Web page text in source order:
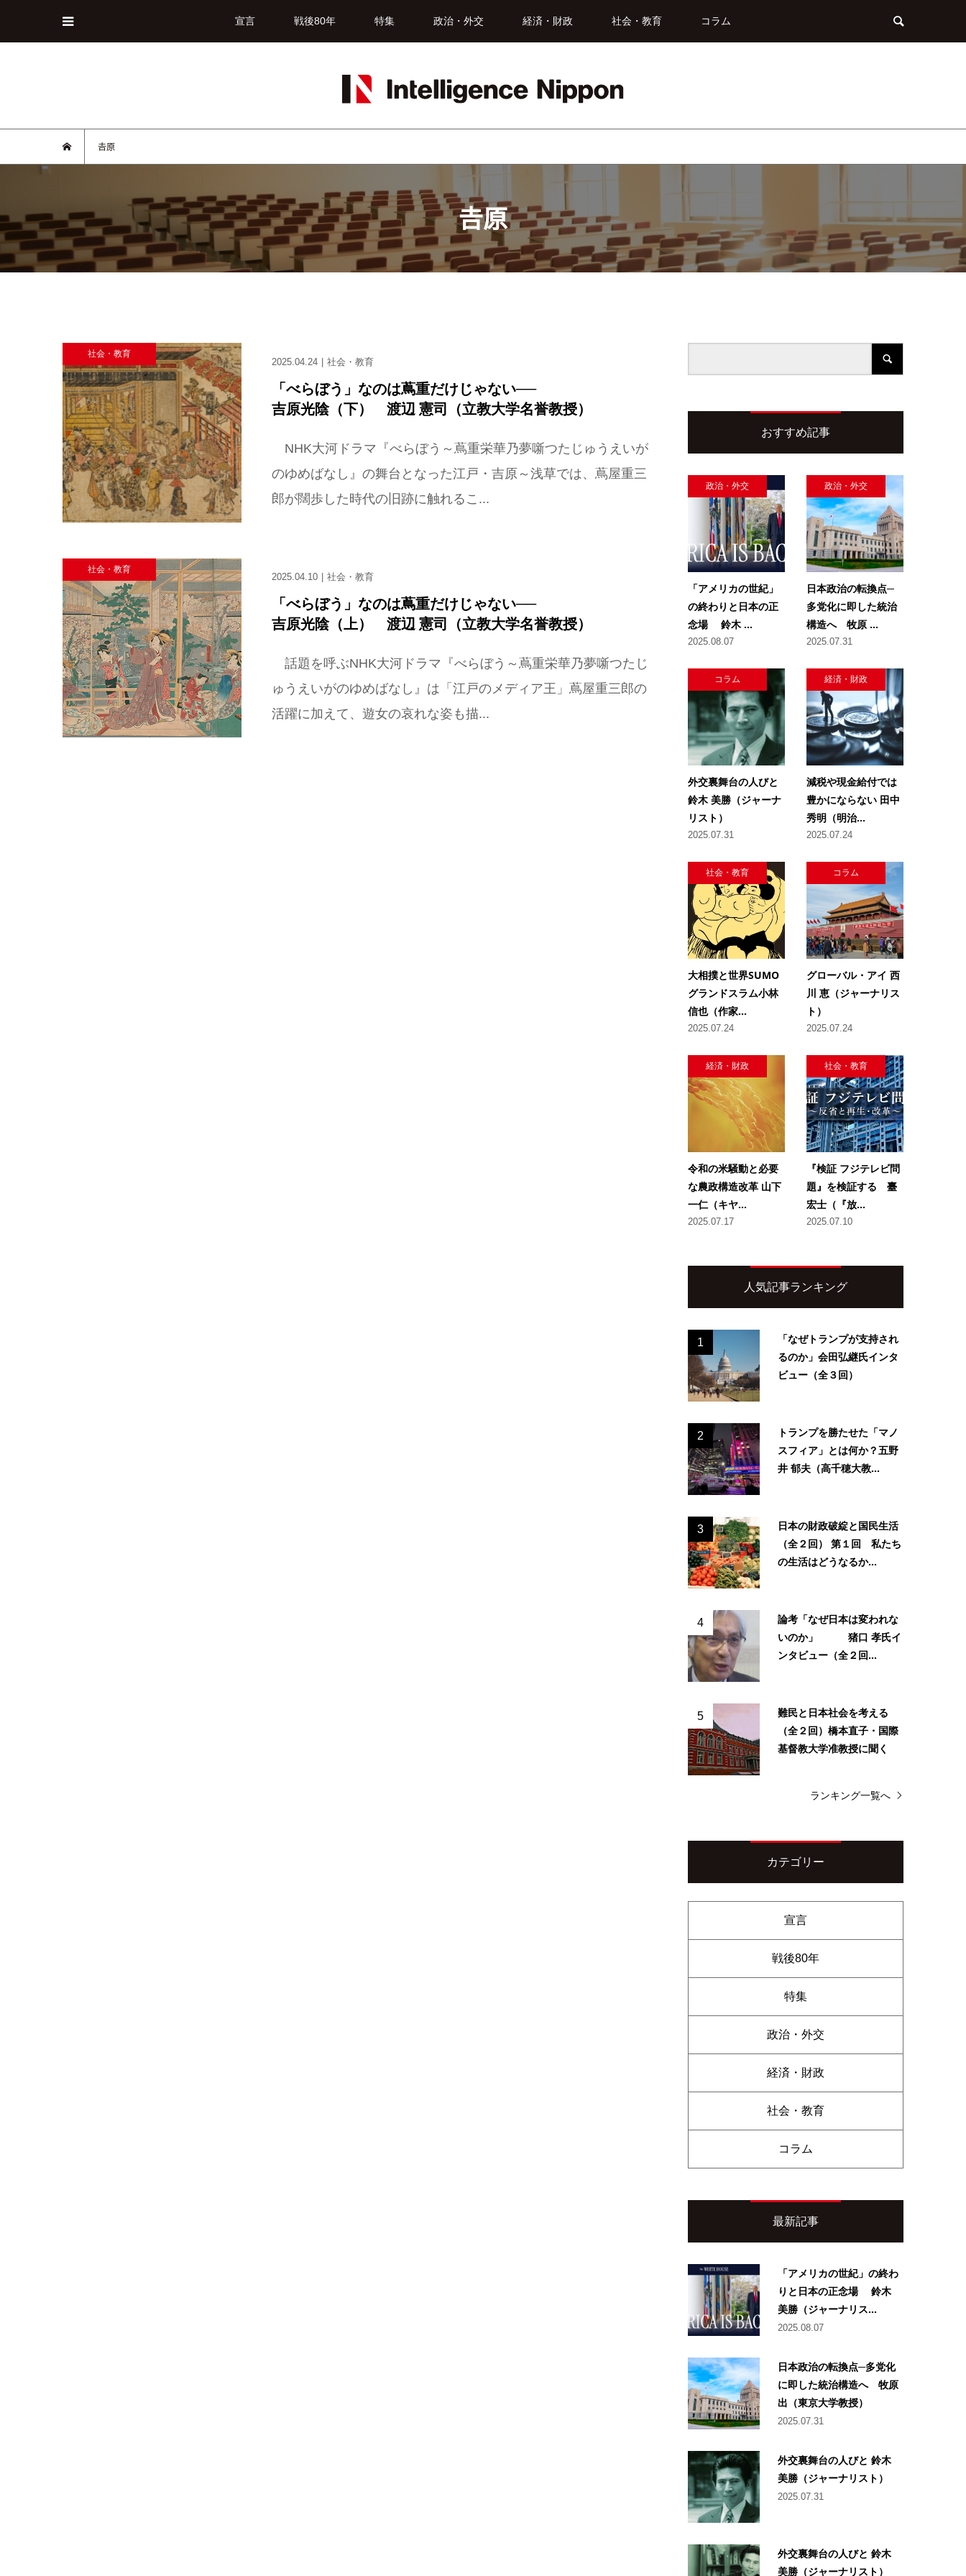
宣言 戦後80年 特集 政治・外交 経済・財政 社会・教育 コラム
𠮷原
𠮷原
社会・教育
2025.04.24 社会・教育
「べらぼう」なのは蔦重だけじゃない──
吉原光陰（下） 渡辺 憲司（立教大学名誉教授）
NHK大河ドラマ『べらぼう～蔦重栄華乃夢噺つたじゅうえいが
のゆめばなし』の舞台となった江戸・吉原～浅草では、蔦屋重三
郎が闊歩した時代の旧跡に触れるこ...
社会・教育
2025.04.10 社会・教育
「べらぼう」なのは蔦重だけじゃない──
吉原光陰（上） 渡辺 憲司（立教大学名誉教授）
話題を呼ぶNHK大河ドラマ『べらぼう～蔦重栄華乃夢噺つたじ
ゅうえいがのゆめばなし』は「江戸のメディア王」蔦屋重三郎の
活躍に加えて、遊女の哀れな姿も描...
おすすめ記事
政治・外交
「アメリカの世紀」
の終わりと日本の正
念場 鈴木 ...
2025.08.07
政治・外交
日本政治の転換点─
多党化に即した統治
構造へ 牧原 ...
2025.07.31
コラム
外交裏舞台の人びと
鈴木 美勝（ジャーナ
リスト）
2025.07.31
経済・財政
減税や現金給付では
豊かにならない 田中
秀明（明治...
2025.07.24
社会・教育
大相撲と世界SUMO
グランドスラム小林
信也（作家...
2025.07.24
コラム
グローバル・アイ 西
川 恵（ジャーナリス
ト）
2025.07.24
経済・財政
令和の米騒動と必要
な農政構造改革 山下
一仁（キヤ...
2025.07.17
社会・教育
『検証 フジテレビ問
題』を検証する 臺
宏士（『放...
2025.07.10
人気記事ランキング
1
「なぜトランプが支持され
るのか」会田弘継氏インタ
ビュー（全３回）
2
トランプを勝たせた「マノ
スフィア」とは何か？五野
井 郁夫（高千穂大教...
3
日本の財政破綻と国民生活
（全２回） 第１回 私たち
の生活はどうなるか...
4
論考「なぜ日本は変われな
いのか」 猪口 孝氏イ
ンタビュー（全２回...
5
難民と日本社会を考える
（全２回）橋本直子・国際
基督教大学准教授に聞く
ランキング一覧へ
カテゴリー
宣言
戦後80年
特集
政治・外交
経済・財政
社会・教育
コラム
最新記事
「アメリカの世紀」の終わ
りと日本の正念場 鈴木
美勝（ジャーナリス...
2025.08.07
日本政治の転換点─多党化
に即した統治構造へ 牧原
出（東京大学教授）
2025.07.31
外交裏舞台の人びと 鈴木
美勝（ジャーナリスト）
2025.07.31
外交裏舞台の人びと 鈴木
美勝（ジャーナリスト）